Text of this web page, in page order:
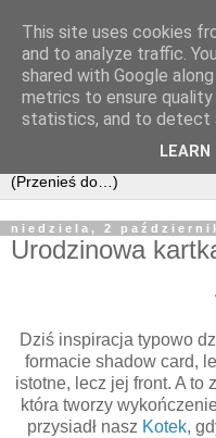
niedziela, 2
Urodzinowa
Dziś inspiracja typowo
formacie shadow card,
istotne, lecz jej front. A to
która tworzy
przysiadł nasz Kotek,
This site uses cookies
and to analyze traffic.
shared with Google
metrics to ensure
statistics, and to detect
LEARN